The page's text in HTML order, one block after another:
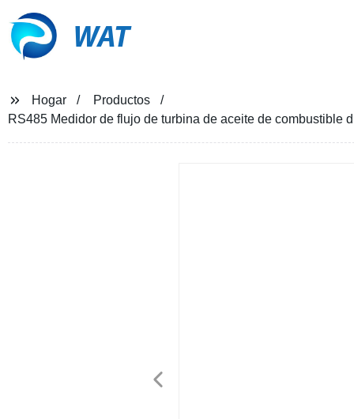
WAT
Hogar
Productos
RS485 Medidor de flujo de turbina de aceite de